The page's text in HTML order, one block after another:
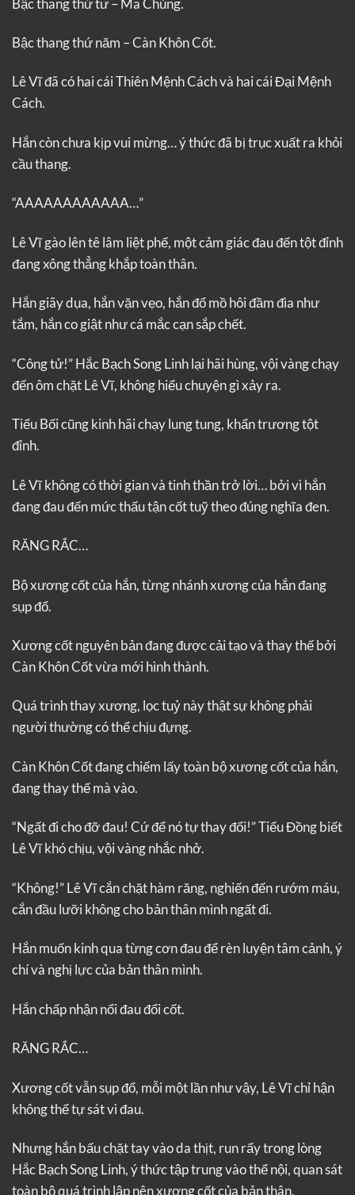
Bậc thang thứ năm – Càn Khôn Cốt.
Lê Vĩ đã có hai cái Thiên Mệnh Cách và hai cái Đại Mệnh
Cách.
Hắn còn chưa kịp vui mừng… ý thức đã bị trục xuất ra khỏi
cầu thang.
“AAAAAAAAAAAA…”
Lê Vĩ gào lên tê lâm liệt phế, một cảm giác đau đến tột đỉnh
đang xông thẳng khắp toàn thân.
Hắn giãy dụa, hắn vặn vẹo, hắn đổ mồ hôi đầm đìa như
tắm, hắn co giật như cá mắc cạn sắp chết.
“Công tử!” Hắc Bạch Song Linh lại hãi hùng, vội vàng chạy
đến ôm chặt Lê Vĩ, không hiểu chuyện gì xảy ra.
Tiểu Bối cũng kinh hãi chạy lung tung, khẩn trương tột
đỉnh.
Lê Vĩ không có thời gian và tinh thần trở lời… bởi vì hắn
đang đau đến mức thấu tận cốt tuỹ theo đúng nghĩa đen.
RĂNG RẮC…
Bộ xương cốt của hắn, từng nhánh xương của hắn đang
sụp đổ.
Xương cốt nguyên bản đang được cải tạo và thay thế bởi
Càn Khôn Cốt vừa mới hình thành.
Quá trình thay xương, lọc tuỷ này thật sự không phải
người thường có thể chịu đựng.
Càn Khôn Cốt đang chiếm lấy toàn bộ xương cốt của hắn,
đang thay thế mà vào.
“Ngất đi cho đỡ đau! Cứ để nó tự thay đổi!” Tiểu Đồng biết
Lê Vĩ khó chịu, vội vàng nhắc nhở.
“Không!” Lê Vĩ cắn chặt hàm răng, nghiến đến rướm máu,
cắn đầu lưỡi không cho bản thân mình ngất đi.
Hắn muốn kinh qua từng cơn đau để rèn luyện tâm cảnh, ý
chí và nghị lực của bản thân mình.
Hắn chấp nhận nổi đau đổi cốt.
RĂNG RẮC…
Xương cốt vẫn sụp đổ, mỗi một lần như vậy, Lê Vĩ chỉ hận
không thể tự sát vì đau.
Nhưng hắn bấu chặt tay vào da thịt, run rẩy trong lòng
Hắc Bạch Song Linh, ý thức tập trung vào thể nội, quan sát
toàn bộ quá trình lập nên xương cốt của bản thân.